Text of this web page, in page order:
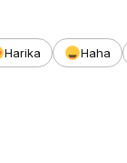
Harika Haha